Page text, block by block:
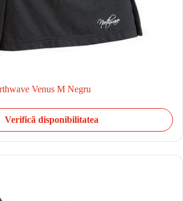
Venus M Negru
Verifică disponibilitatea